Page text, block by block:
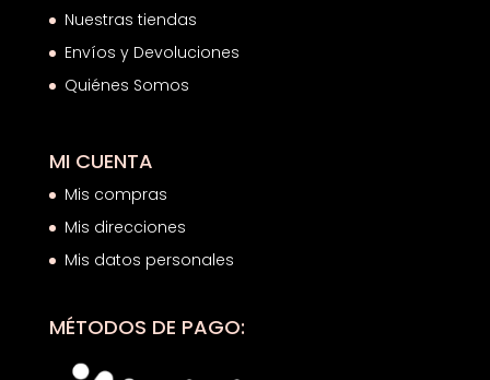
Nuestras tiendas
Envíos y Devoluciones
Quiénes Somos
MI CUENTA
Mis compras
Mis direcciones
Mis datos personales
MÉTODOS DE PAGO: